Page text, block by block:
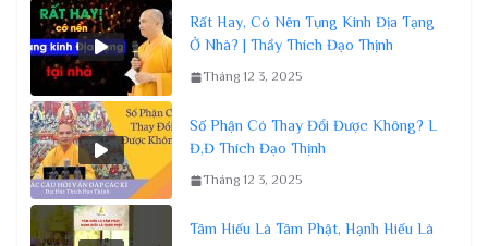
Rất Hay, Có Nên Tụng Kinh Địa Tạng
Ở Nhà? | Thầy Thích Đạo Thịnh
Tháng 12 3, 2025
Số Phận Có Thay Đổi Được Không? L
Đ,Đ Thích Đạo Thịnh
Tháng 12 3, 2025
Tâm Hiếu Là Tâm Phật, Hạnh Hiếu Là